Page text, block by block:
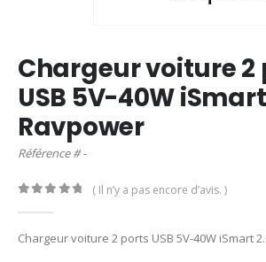
Chargeur voiture 2
USB 5V-40W
Ravpower
Référence # -
( Il n’y a pas encore d’avis. )
Chargeur voiture 2 ports USB 5V-40W iSmart